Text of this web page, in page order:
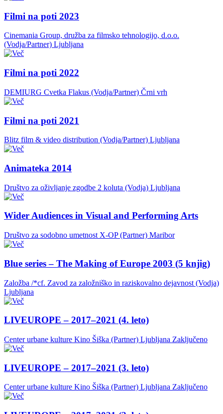
Filmi na poti 2023
Cinemania Group, družba za filmsko tehnologijo, d.o.o.
(Vodja/Partner) Ljubljana
Filmi na poti 2022
DEMIURG Cvetka Flakus (Vodja/Partner) Črni vrh
Filmi na poti 2021
Blitz film & video distribution (Vodja/Partner) Ljubljana
Animateka 2014
Društvo za oživljanje zgodbe 2 koluta (Vodja) Ljubljana
Wider Audiences in Visual and Performing Arts
Društvo za sodobno umetnost X-OP (Partner) Maribor
Blue series – The Making of Europe 2003 (5 knjig)
Založba /*cf. Zavod za založniško in raziskovalno dejavnost (Vodja)
Ljubljana
LIVEUROPE – 2017–2021 (4. leto)
Center urbane kulture Kino Šiška (Partner) Ljubljana Zaključeno
LIVEUROPE – 2017–2021 (3. leto)
Center urbane kulture Kino Šiška (Partner) Ljubljana Zaključeno